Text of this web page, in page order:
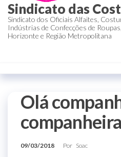
Sindicato das
Sindicato dos Oficiais Alfaites,
Indústrias de Confecções de
Horizonte e Região Metropolitana
Olá
09/03/2018 Por Soac